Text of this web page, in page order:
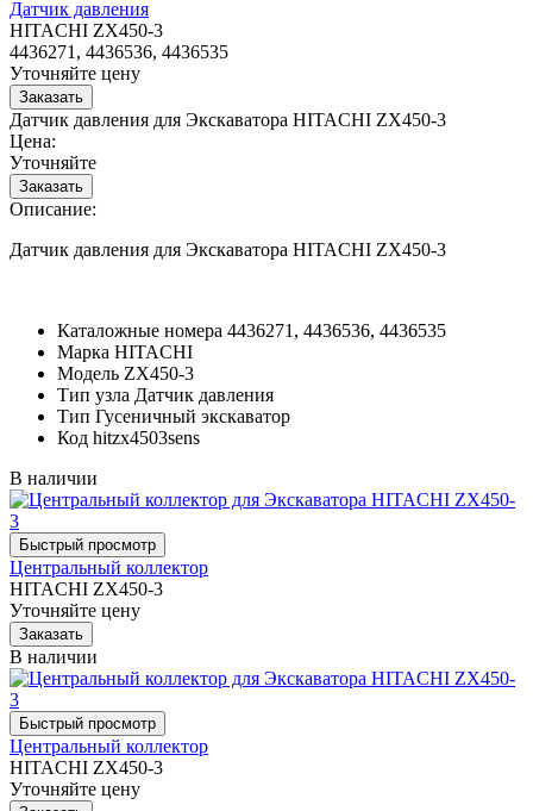
Датчик давления
HITACHI ZX450-3
4436271, 4436536, 4436535
Уточняйте цену
Датчик давления для Экскаватора HITACHI ZX450-3
Цена:
Уточняйте
Описание:
Датчик давления для Экскаватора HITACHI ZX450-3
Каталожные номера 4436271, 4436536, 4436535
Марка HITACHI
Модель ZX450-3
Тип узла Датчик давления
Тип Гусеничный экскаватор
Код hitzx4503sens
В наличии
Центральный коллектор
HITACHI ZX450-3
Уточняйте цену
В наличии
Центральный коллектор
HITACHI ZX450-3
Уточняйте цену